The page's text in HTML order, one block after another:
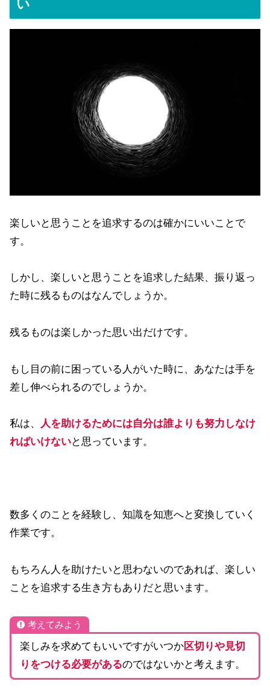
い
楽しいと思うことを追求するのは確かにいいことで
す。
しかし、楽しいと思うことを追求した結果、振り返っ
た時に残るものはなんでしょうか。
残るものは楽しかった思い出だけです。
もし目の前に困っている人がいた時に、あなたは手を
差し伸べられるのでしょうか。
私は、
人を助けるためには自分は誰よりも努力しなけ
ればいけないと思っています。
数多くのことを経験し、知識を知恵へと変換していく
作業です。
もちろん人を助けたいと思わないのであれば、楽しい
ことを追求する生き方もありだと思います。
考えてみよう
楽しみを求めてもいいですがいつか区切りや見切
りをつける必要があるのではないかと考えます。